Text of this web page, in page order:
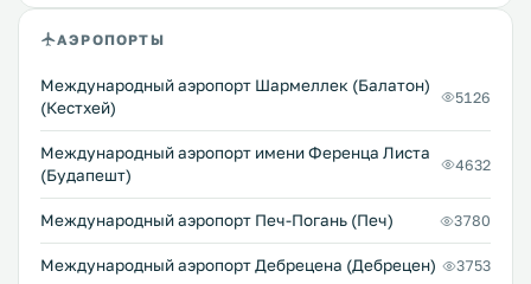
АЭРОПОРТЫ
Международный аэропорт Шармеллек (Балатон)
(Кестхей)
5126
Международный аэропорт имени Ференца Листа
(Будапешт)
4632
Международный аэропорт Печ-Погань (Печ) 3780
Международный аэропорт Дебрецена (Дебрецен) 3753